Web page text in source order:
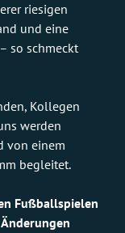
riesigen
und eine
so schmeckt
Kollegen
werden
von einem
begleitet.
Fußballspielen
Änderungen